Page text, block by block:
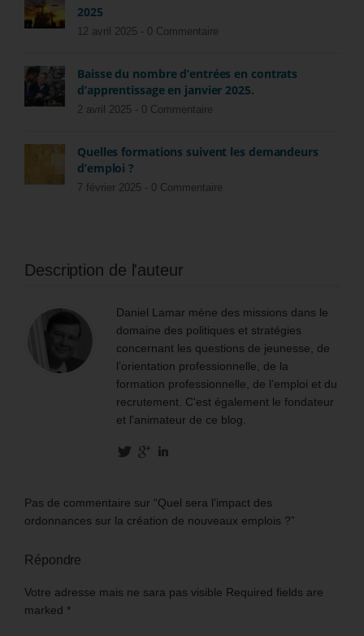
2025
12 avril 2025 - 0 Commentaire
Baisse du nombre d’entrées en contrats
d’apprentissage en janvier 2025.
2 avril 2025 - 0 Commentaire
Quelles formations suivent les demandeurs
d’emploi ?
7 février 2025 - 0 Commentaire
Description de l'auteur
Daniel Lamar mène des missions dans le
domaine des politiques et stratégies
concernant les questions de jeunesse, de
l’orientation professionnelle, de la
formation professionnelle, de l’emploi et du
recrutement. C'est également le fondateur
et l'animateur de ce blog.
Pas de commentaire sur “Quel sera l’impact des
ordonnances sur la création de nouveaux emplois ?”
Répondre
Votre adresse mais ne sara pas visible Required fields are
marked *